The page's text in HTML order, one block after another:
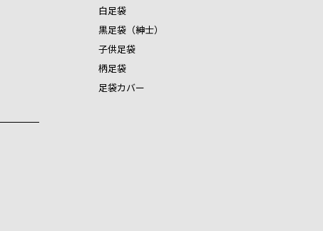
白足袋
黒足袋（紳士）
子供足袋
柄足袋
足袋カバー